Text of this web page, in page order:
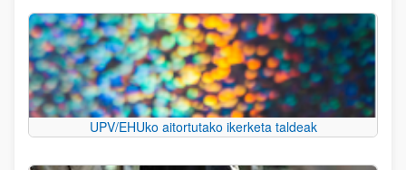
UPV/EHUko aitortutako ikerketa taldeak